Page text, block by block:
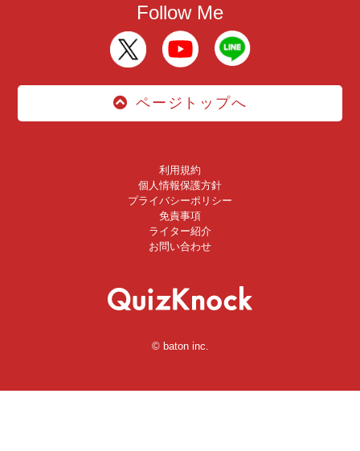
Follow Me
ページトップへ
利用規約
個人情報保護方針
プライバシーポリシー
免責事項
ライター紹介
お問い合わせ
© baton inc.